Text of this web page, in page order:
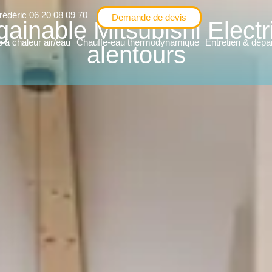
06 20 08 09 70 Demande de devis
à chaleur air/eau Chauffe-eau thermodynamique Entretien &
Mitsubishi
alentours